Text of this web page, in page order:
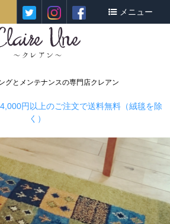
グとメンテナンスの専門店クレアン
メニュー
円以上のご注文で送料無料（絨毯を除
く）